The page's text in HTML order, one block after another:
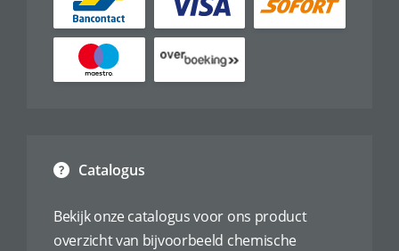
Catalogus
Bekijk onze catalogus voor ons product
overzicht van bijvoorbeeld chemische